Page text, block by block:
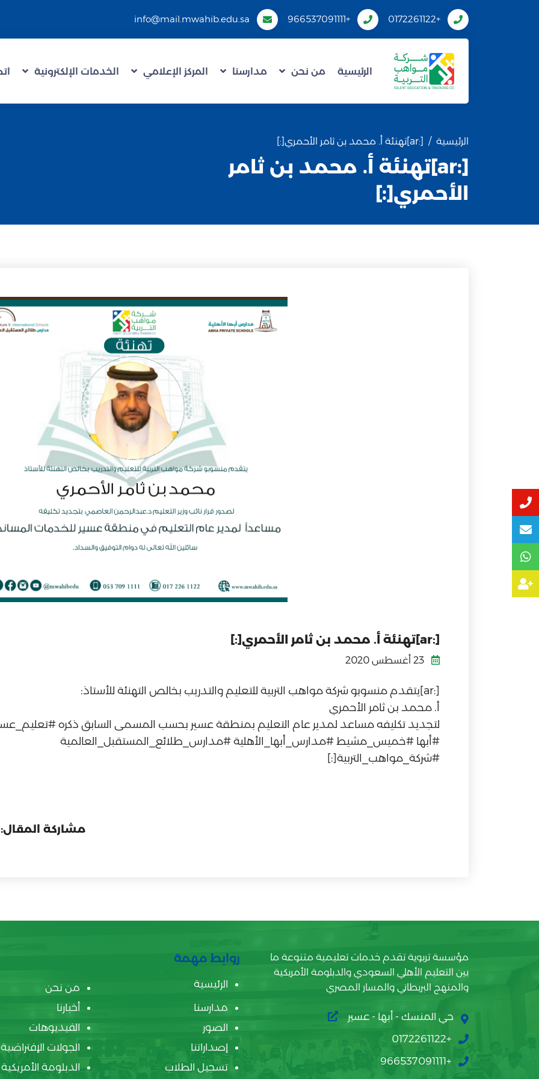
+0172261122
+966537091111
info@mail.mwahib.edu.sa
الرئيسية من نحن مدارسنا المركز الإعلامي الخدمات الإلكترونية
الرئيسية [:ar]تهنئة أ. محمد بن ثامر الأحمري[:]
[:ar]تهنئة أ. محمد بن ثامر
الأحمري[:]
[:ar]تهنئة أ. محمد بن ثامر الأحمري[:]
[:ar]يتقدم منسوبو شركة مواهب التربية للتعليم والتدريب بخالص التهنئة للأستاذ:
أ. محمد بن ثامر الأحمري
لتجديد تكليفه مساعد لمدير عام التعليم بمنطقة عسير بحسب المسمى السابق ذكره
#أبها #خميس_مشيط #مدارس_أبها_الأهلية #مدارس_طلائع_المستقبل_العالمية
#شركة_مواهب_التربية[:]
مشاركة المقال:
مؤسسة تربوية تقدم خدمات تعليمية متنوعة ما
بين التعليم الأهلي السعودي والدبلومة الأمريكية
والمنهج البريطاني والمسار المصري
حي المنسك - أبها - عسير
+0172261122
+966537091111
روابط مهمة
الرئيسية
من نحن
مدارسنا
أخبارنا
الصور
الفيديوهات
إصداراتنا
الجولات الإفتراضية
تسجيل الطلاب
الدبلومة الأمريكية